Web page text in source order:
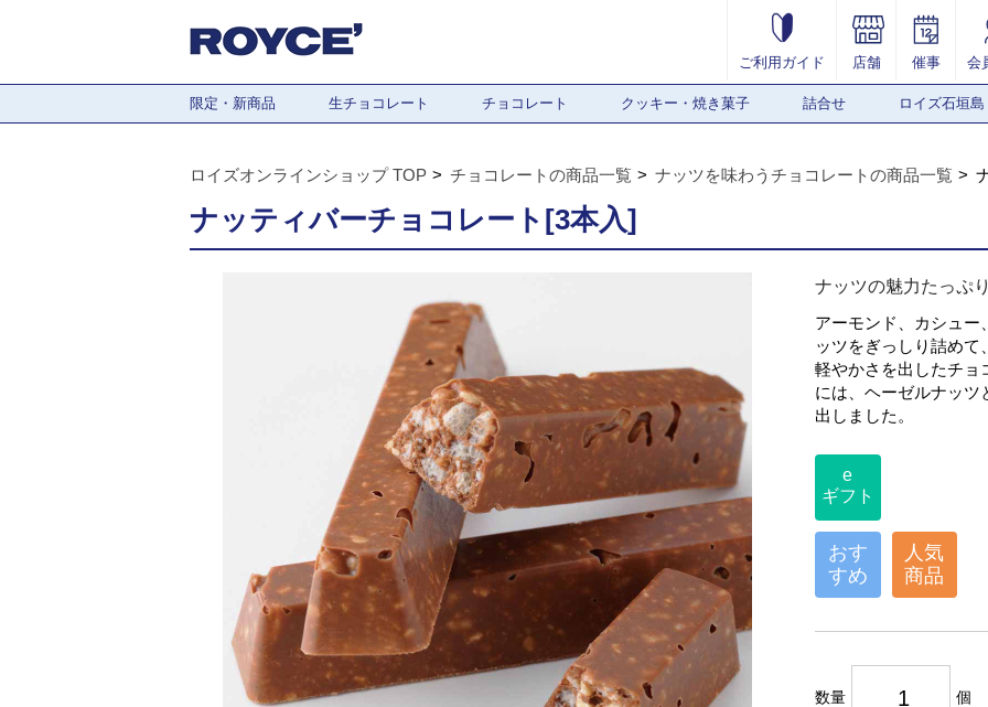
ご利用ガイド 店舗 催事 会
限定・新商品 生チョコレート チョコレート クッキー・焼き菓子 詰合せ ロイズ石垣島
ロイズオンラインショップ TOP チョコレートの商品一覧 ナッツを味わうチョコレートの商品一覧
ナッティバーチョコレート[3本入]
ナッツの魅力たっぷ
アーモンド、カシュー
ッツをぎっしり詰め
軽やかさを出したチョ
には、ヘーゼルナッツ
出しました。
e
ギフト
おす
すめ
人気
商品
数量 個